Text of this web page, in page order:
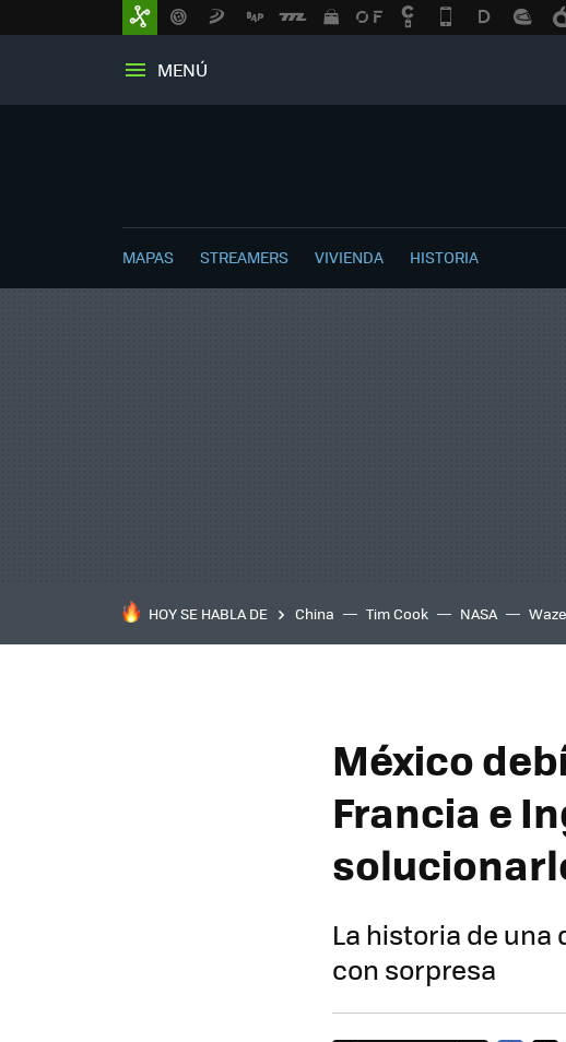
MENÚ
MAPAS STREAMERS VIVIENDA HISTORIA
HOY SE HABLA DE China Tim Cook NASA Waze
México
Francia e
La historia de
con sorpresa